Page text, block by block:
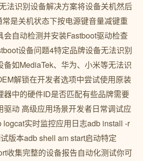
法识别设备解决方案将设备关机然后
是关机状态下按电源键音量减键重
会自动检测并安装Fastboot驱动检查
设备问题4特定品牌设备无法识别
备如MediaTek、华为、小米等无法识
解锁在开发者选项中尝试使用原装
器中的硬件ID是否匹配有些品牌需要
驱动 高级应用场景开发者日常调试应
logcat实时监控应用日志adb install -r
版本adb shell am start启动特定
收集完整的设备报告自动化测试你可